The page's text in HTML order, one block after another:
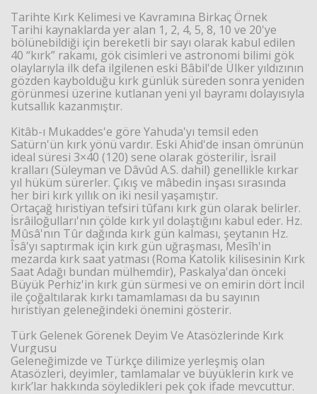
Tarihte Kırk Kelimesi ve Kavramına Birkaç Örnek
Tarihi kaynaklarda yer alan 1, 2, 4, 5, 8, 10 ve 20'ye
bölünebildiği için bereketli bir sayı olarak kabul edilen
40 “kırk” rakamı, gök cisimleri ve astronomi bilimi gök
olaylarıyla ilk defa ilgilenen eski Bâbil'de Ülker yıldızının
gözden kaybolduğu kırk günlük süreden sonra yeniden
görünmesi üzerine kutlanan yeni yıl bayramı dolayısıyla
kutsallık kazanmıştır.
Kitâb-ı Mukaddes'e göre Yahuda'yı temsil eden
Satürn'ün kırk yönü vardır. Eski Ahid'de insan ömrünün
ideal süresi 3×40 (120) sene olarak gösterilir, İsrail
kralları (Süleyman ve Dâvûd A.S. dahil) genellikle kırkar
yıl hüküm sürerler. Çıkış ve mâbedin inşası sırasında
her biri kırk yıllık on iki nesil yaşamıştır.
Ortaçağ hıristiyan tefsiri tûfanı kırk gün olarak belirler.
İsrâiloğulları'nın çölde kırk yıl dolaştığını kabul eder. Hz.
Mûsâ'nın Tûr dağında kırk gün kalması, şeytanın Hz.
Îsâ'yı saptırmak için kırk gün uğraşması, Mesîh'in
mezarda kırk saat yatması (Roma Katolik kilisesinin Kırk
Saat Adağı bundan mülhemdir), Paskalya'dan önceki
Büyük Perhiz'in kırk gün sürmesi ve on emirin dört İncil
ile çoğaltılarak kırkı tamamlaması da bu sayının
hıristiyan geleneğindeki önemini gösterir.
Türk Gelenek Görenek Deyim Ve Atasözlerinde Kırk
Vurgusu
Geleneğimizde ve Türkçe dilimize yerleşmiş olan
Atasözleri, deyimler, tamlamalar ve büyüklerin kırk ve
kırk’lar hakkında söyledikleri pek çok ifade mevcuttur.